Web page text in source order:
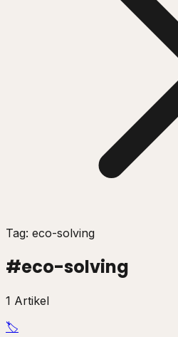
Tag: eco-solving
#eco-solving
1 Artikel
🏷️